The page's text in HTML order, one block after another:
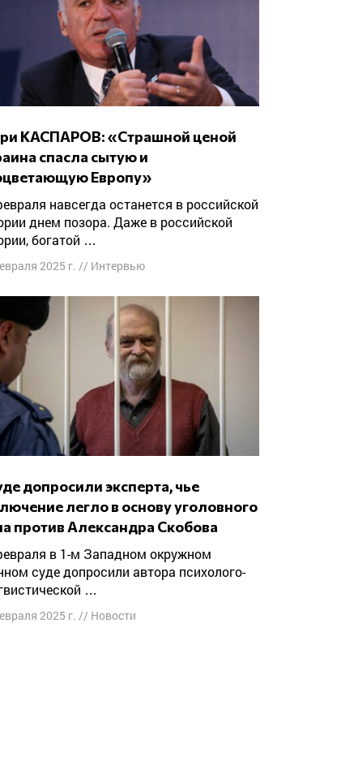
спасла сытую и
Европу»
днем позора. Даже в российской
богатой …
2025 г. // Интервью
легло в основу уголовного
против Александра Скобова
суде допросили автора психолого-
…
2025 г. // Новости